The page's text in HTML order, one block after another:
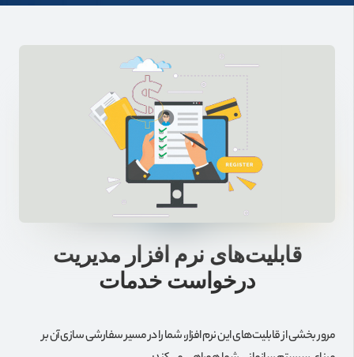
قابلیت‌های نرم افزار مدیریت
درخواست خدمات
مرور بخشی از قابلیت‌های این نرم افزار، شما را در مسیر سفارشی سازی آن بر